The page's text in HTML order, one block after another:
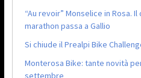
“Au revoir” Monselice in Rosa.
marathon passa a Gallio
Si chiude il Prealpi Bike
Monterosa Bike: tante novità
settembre